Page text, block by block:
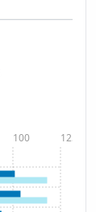
100 125